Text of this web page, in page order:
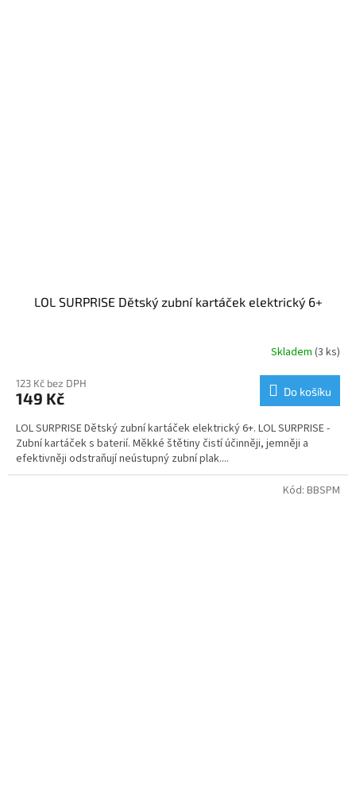
LOL SURPRISE Dětský zubní kartáček elektrický 6+
Skladem (3 ks)
123 Kč bez DPH
149 Kč Do košíku
LOL SURPRISE Dětský zubní kartáček elektrický 6+. LOL SURPRISE -
Zubní kartáček s baterií. Měkké štětiny čistí účinněji, jemněji a
efektivněji odstraňují neústupný zubní plak....
Kód: BBSPM